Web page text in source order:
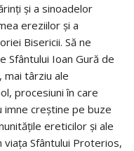
și a sinoadelor
ereziilor și a
Bisericii. Să ne
Sfântului Ioan Gură de
mai târziu ale
procesiuni în care
imne creștine pe buze
ereticilor și ale
viața Sfântului Proterios,